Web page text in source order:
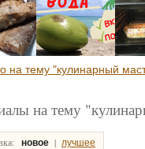
на тему "кулинарный
на тему
новое | лучшее